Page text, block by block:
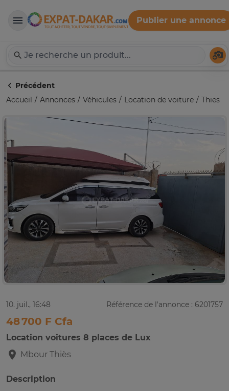
Expat-Dakar
Publier une annonce
Précédent
Accueil
Annonces Véhicules Location de voiture Thies
10. juil., 16:48 Référence de l'annonce : 6201757
48 700 F Cfa
Location voitures 8 places de Lux
Mbour Thiès
Description